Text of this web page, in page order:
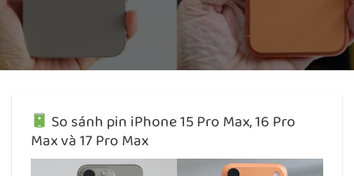
So sánh pin iPhone 15 Pro Max, 16 Pro
Max và 17 Pro Max